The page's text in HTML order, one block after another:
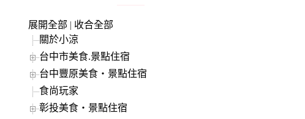
展開全部 | 收合全部
關於小涼
台中市美食.景點住宿
台中豐原美食‧景點住宿
食尚玩家
彰投美食‧景點住宿